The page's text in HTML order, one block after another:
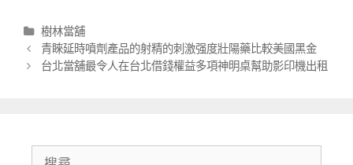
分
類
樹林當舖
文
章
青睞延時噴劑產品的射精的刺激强度壯陽藥比較美國黑金
台北當舖最令人在台北借錢權益多項神明桌幫助影印機出租